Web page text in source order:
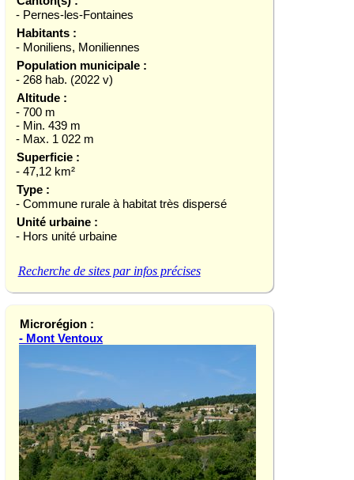
- Pernes-les-Fontaines
Habitants :
- Moniliens, Moniliennes
Population municipale :
- 268 hab. (2022 v)
Altitude :
- 700 m
- Min. 439 m
- Max. 1 022 m
Superficie :
- 47,12 km²
Type :
- Commune rurale à habitat très dispersé
Unité urbaine :
- Hors unité urbaine
Recherche de sites par infos précises
Microrégion :
- Mont Ventoux